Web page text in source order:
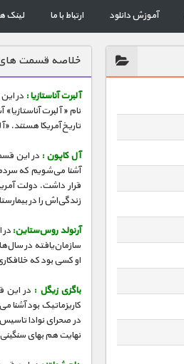
آموزش دانلود ارتباط با ما لینک
خلاصه قسمت های
آلبرت آناستازیا : در
نام «آلبرت
تاریخ آمریکا هستند.
آل کاپون : در این
آشنا می‌شویم که
قرار داشت. دولت
زندگی‌اش را در
آرنولد روس‌ستاین: در
او کسی بود که
باگزی زیگل : در این
کاریزماتیک بود
در صحرای نوادا
نهایت هم بهای